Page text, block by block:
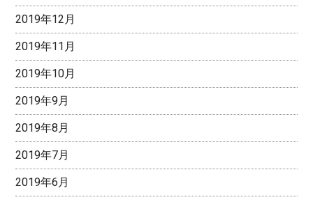
2019年12月
2019年11月
2019年10月
2019年9月
2019年8月
2019年7月
2019年6月